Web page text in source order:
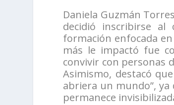
Daniela Guzmán
decidió inscribirse
formación enfocada
más le impactó fue
convivir con personas
Asimismo, destacó
abriera un mundo”,
permanece